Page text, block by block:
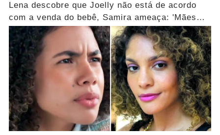
Lena descobre que Joelly não está de acordo
com a venda do bebê, Samira ameaça: 'Mães
que desistem desaparecem!' ... Ver mais